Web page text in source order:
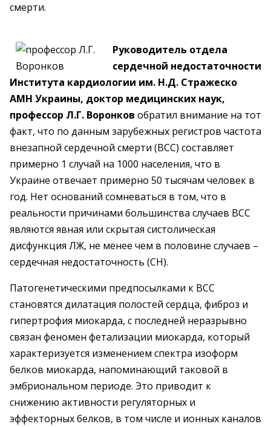
смерти.
Руководитель отдела
сердечной недостаточности
Института кардиологии им. Н.Д. Стражеско
АМН Украины, доктор медицинских наук,
профессор Л.Г. Воронков обратил внимание на тот
факт, что по данным зарубежных регистров частота
внезапной сердечной смерти (ВСС) составляет
примерно 1 случай на 1000 населения, что в
Украине отвечает примерно 50 тысячам человек в
год. Нет оснований сомневаться в том, что в
реальности причинами большинства случаев ВСС
являются явная или скрытая систолическая
дисфункция ЛЖ, не менее чем в половине случаев –
сердечная недостаточность (СН).
Патогенетическими предпосылками к ВСС
становятся дилатация полостей сердца, фиброз и
гипертрофия миокарда, с последней неразрывно
связан феномен фетализации миокарда, который
характеризуется изменением спектра изоформ
белков миокарда, напоминающий таковой в
эмбриональном периоде. Это приводит к
снижению активности регуляторных и
эффекторных белков, в том числе и ионных каналов